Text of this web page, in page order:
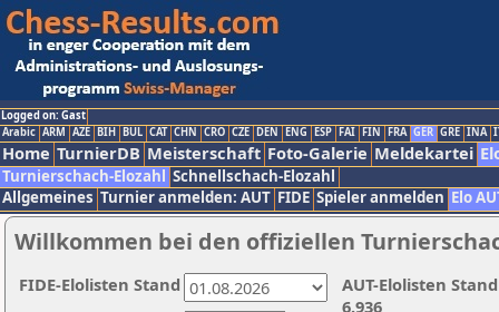
Logged on: Gast
Arabic ARM AZE BIH BUL CAT CHN CRO CZE DEN ENG ESP FAI FIN FRA GER GRE INA
Home TurnierDB Meisterschaft Foto-Galerie Meldekartei
Turnierschach-Elozahl Schnellschach-Elozahl
Allgemeines Turnier anmelden: AUT FIDE Spieler anmelden Elo
Willkommen bei den offiziellen
AUT-Elolisten
6.936
FIDE-Elolisten Stand